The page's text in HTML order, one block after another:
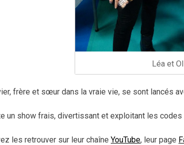
Léa et
frère et sœur dans la vraie vie, se sont lancés
un show frais, divertissant et exploitant les
les retrouver sur leur chaîne YouTube, leur page